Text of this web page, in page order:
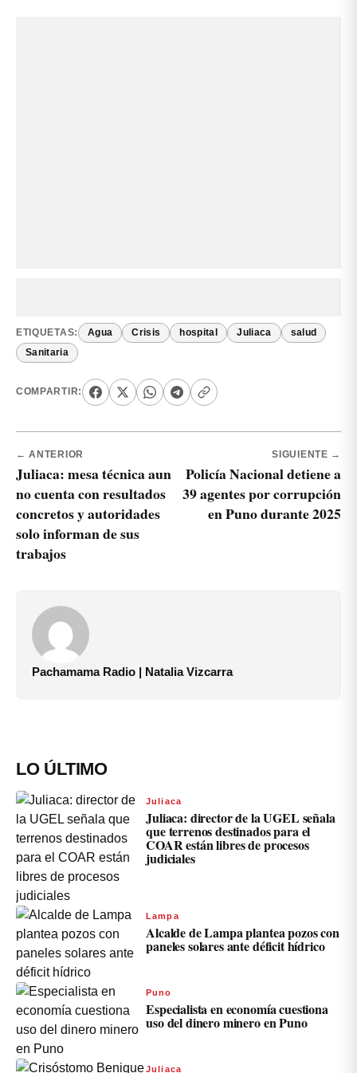
ETIQUETAS: Agua Crisis hospital Juliaca salud
Sanitaria
COMPARTIR:
← ANTERIOR
Juliaca: mesa técnica aun
no cuenta con resultados
concretos y autoridades
solo informan de sus
trabajos
SIGUIENTE →
Policía Nacional detiene a
39 agentes por corrupción
en Puno durante 2025
Pachamama Radio | Natalia Vizcarra
LO ÚLTIMO
Juliaca
Juliaca: director de la UGEL señala
que terrenos destinados para el
COAR están libres de procesos
judiciales
Lampa
Alcalde de Lampa plantea pozos con
paneles solares ante déficit hídrico
Puno
Especialista en economía cuestiona
uso del dinero minero en Puno
Juliaca